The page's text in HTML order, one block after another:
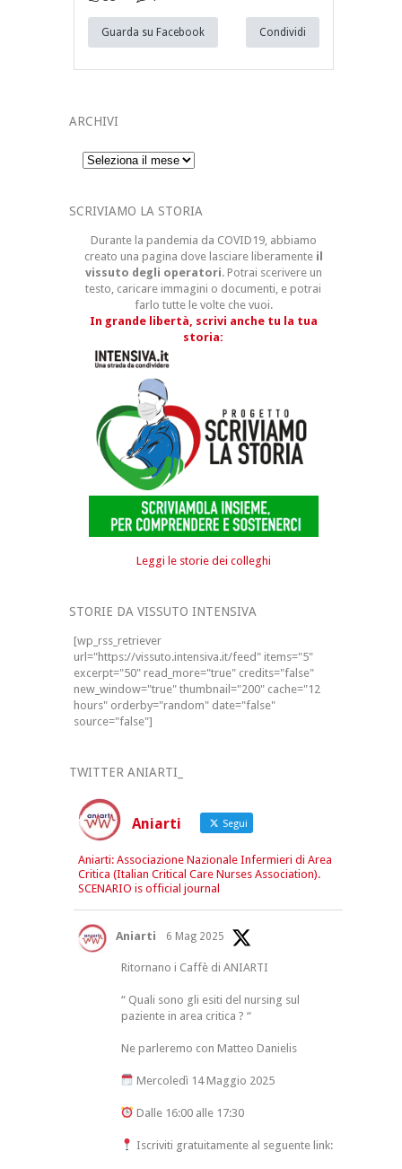
Guarda su Facebook Condividi
ARCHIVI
Archivi
SCRIVIAMO LA STORIA
Durante la pandemia da COVID19, abbiamo
creato una pagina dove lasciare liberamenteil
vissuto degli operatori. Potrai scerivere un
testo, caricare immagini o documenti, e potrai
farlo tutte le volte che vuoi.
In grande libertà, scrivi anche tu la tua
storia:
Leggi le storie dei colleghi
STORIE DA VISSUTO INTENSIVA
[wp_rss_retriever
url="https://vissuto.intensiva.it/feed" items="5"
excerpt="50" read_more="true" credits="false"
new_window="true" thumbnail="200" cache="12
hours" orderby="random" date="false"
source="false"]
TWITTER ANIARTI_
Aniarti Segui
Aniarti: Associazione Nazionale Infermieri di Area
Critica (Italian Critical Care Nurses Association).
SCENARIO is official journal
Aniarti 6 Mag 2025
Ritornano i Caffè di ANIARTI
“ Quali sono gli esiti del nursing sul
paziente in area critica ? “
Ne parleremo con Matteo Danielis
Mercoledì 14 Maggio 2025
Dalle 16:00 alle 17:30
Iscriviti gratuitamente al seguente link: